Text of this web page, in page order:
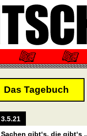
Das Tagebuch
3.5.21
Sachen gibt‘s, die gibt‘s